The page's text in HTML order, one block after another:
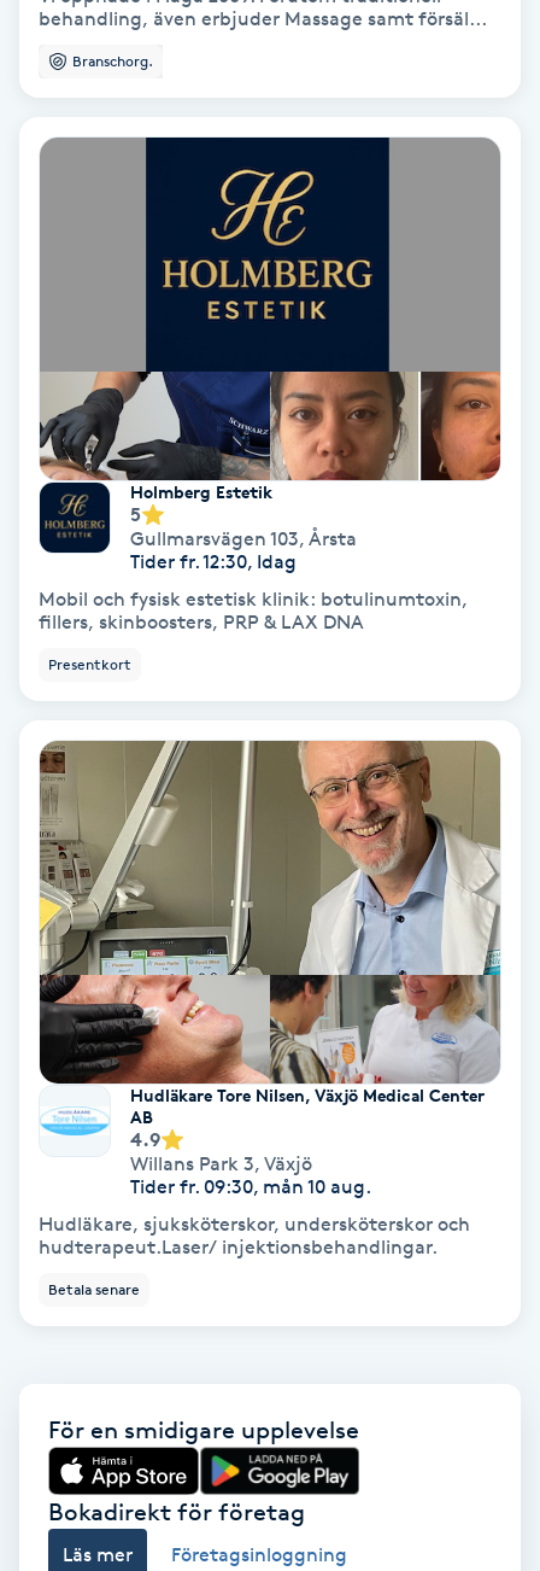
Color correction
Enzympeeling
Extensions
Extensions borttagning
Eyeliner-tatuering
Face framing
Faceliftmassage
Fet hårbotten
Fettreducering
Fibromassage
Fotmassage
Fotvård
Fransfärgning
Fransförlängning
behandling, även erbjuder Massage samt försäl...
Branschorg.
Holmberg Estetik
5
Gullmarsvägen 103, Årsta
Tider fr. 12:30, Idag
Mobil och fysisk estetisk klinik: botulinumtoxin,
fillers, skinboosters, PRP & LAX DNA
Presentkort
Hudläkare Tore Nilsen, Växjö Medical Center
AB
4.9
Willans Park 3, Växjö
Tider fr. 09:30, mån 10 aug.
Hudläkare, sjuksköterskor, undersköterskor och
hudterapeut.Laser/ injektionsbehandlingar.
Betala senare
För en smidigare upplevelse
Bokadirekt för företag
Läs mer Företagsinloggning